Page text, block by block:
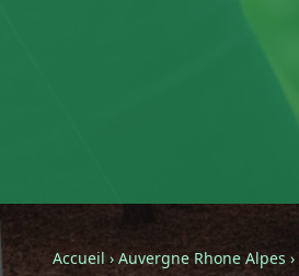
Accueil › Auvergne Rhone Alpes ›